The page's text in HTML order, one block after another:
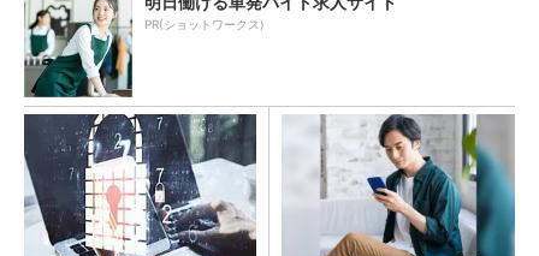
PR(ショットワークス)